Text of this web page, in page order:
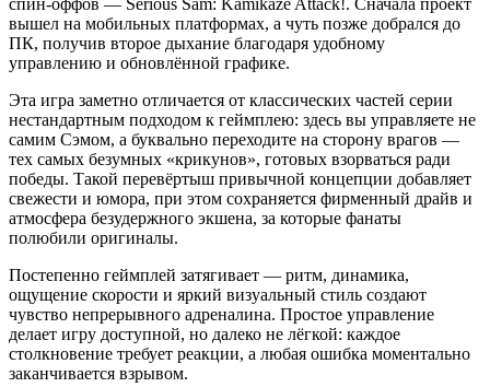
спин-оффов — Serious Sam: Kamikaze Attack!. Сначала проект
вышел на мобильных платформах, а чуть позже добрался до
ПК, получив второе дыхание благодаря удобному
управлению и обновлённой графике.
Эта игра заметно отличается от классических частей серии
нестандартным подходом к геймплею: здесь вы управляете не
самим Сэмом, а буквально переходите на сторону врагов —
тех самых безумных «крикунов», готовых взорваться ради
победы. Такой перевёртыш привычной концепции добавляет
свежести и юмора, при этом сохраняется фирменный драйв и
атмосфера безудержного экшена, за которые фанаты
полюбили оригиналы.
Постепенно геймплей затягивает — ритм, динамика,
ощущение скорости и яркий визуальный стиль создают
чувство непрерывного адреналина. Простое управление
делает игру доступной, но далеко не лёгкой: каждое
столкновение требует реакции, а любая ошибка моментально
заканчивается взрывом.